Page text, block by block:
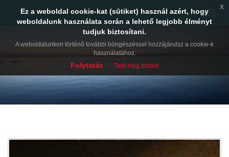
Toggle
Ez a weboldal cookie-kat (sütiket) használ azért, hogy
weboldalunk használata során a lehető legjobb élményt
tudjuk biztosítani.
A weboldalunkon történő további böngészéssel hozzájárulsz a cookie-k
használatához.
Folytatás Tudj meg többet
x